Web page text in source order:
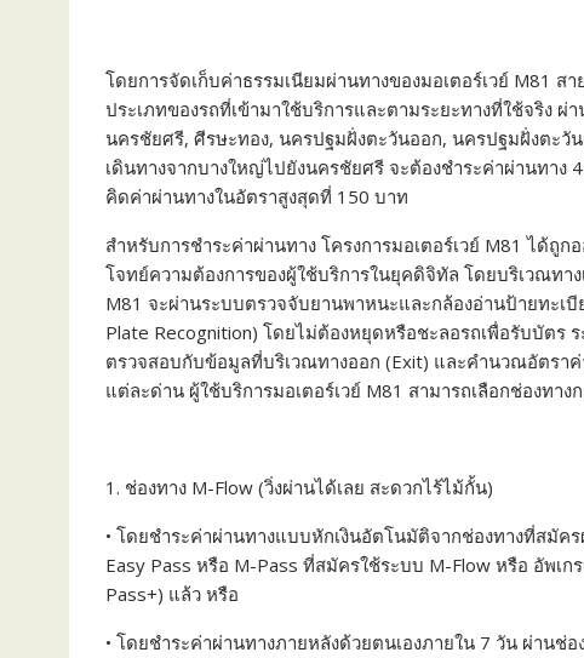
โดยการจัดเก็บค่าธรรมเนียมผ่านทางของมอเตอร์เวย์ M81
ประเภทของรถที่เข้ามาใช้บริการและตามระยะทางที่ใช้จริง
นครชัยศรี, ศีรษะทอง, นครปฐมฝั่งตะวันออก, นครปฐมฝั่งตะ
เดินทางจากบางใหญ่ไปยังนครชัยศรี จะต้องชำระค่าผ่านทา
คิดค่าผ่านทางในอัตราสูงสุดที่ 150 บาท
สำหรับการชำระค่าผ่านทาง โครงการมอเตอร์เวย์ M81 ได้
โจทย์ความต้องการของผู้ใช้บริการในยุคดิจิทัล โดยบริเวณทา
M81 จะผ่านระบบตรวจจับยานพาหนะและกล้องอ่านป้ายทะเ
Plate Recognition) โดยไม่ต้องหยุดหรือชะลอรถเพื่อรับบัต
ตรวจสอบกับข้อมูลที่บริเวณทางออก (Exit) และคำนวณอัตรา
แต่ละด่าน ผู้ใช้บริการมอเตอร์เวย์ M81 สามารถเลือกช่องท
1. ช่องทาง M-Flow (วิ่งผ่านได้เลย สะดวกไร้ไม้กั้น)
• โดยชำระค่าผ่านทางแบบหักเงินอัตโนมัติจากช่องทางที่สมั
Easy Pass หรือ M-Pass ที่สมัครใช้ระบบ M-Flow หรือ อัพเก
Pass+) แล้ว หรือ
• โดยชำระค่าผ่านทางภายหลังด้วยตนเองภายใน 7 วัน ผ่านช่